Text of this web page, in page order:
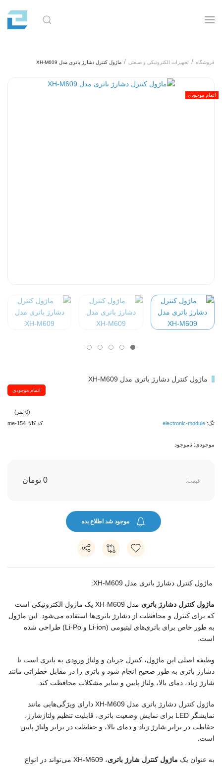
فروشگاه تجهیزات الکترونیکی و صنعتی ماژول کنترل دشارژ باتری مدل XH-M609
اتمام موجودی
ماژول کنترل دشارژ باتری مدل XH-M609
اتمام موجودی
(0 نفر)
تگ: electronic-module کد کالا: me-154
موجودی: ناموجود
قیمت: 0 تومان
موجود شد اطلاع بده
ماژول کنترل دشارژ باتری مدل XH-M609:
ماژول کنترل دشارژ باتری
مدل XH-M609 یک ماژول الکترونیکی است
که برای کنترل و محافظت از دشارژ باتری‌ها استفاده می‌شود. این ماژول
به طور خاص برای باتری‌های لیتیومی (Li-ion و Li-Po) طراحی شده
است.
وظیفه اصلی این ماژول، کنترل جریان و ولتاژ ورودی به باتری است تا
دشارژ باتری به طور صحیح انجام شود و باتری را در مقابل خطراتی مانند
شارژ زیاد، دمای بالا، ولتاژ پایین و سایر مشکلات محافظت کند.
ماژول کنترل دشارژ باتری مدل XH-M609 دارای ویژگی‌هایی مانند
نمایشگر LED برای نمایش وضعیت باتری، قابلیت تنظیم ولتاژشارژ،
حفاظت در برابر شارژ زیاد و دمای بالا، و حفاظت در برابر ولتاژ پایین
است.
به عنوان یک ماژول کنترل شارژ باتری
، XH-M609 می‌تواند در انواع